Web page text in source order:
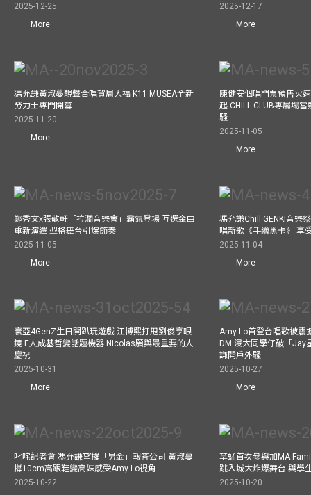
2025-12-25
More
2025-12-17
More
馮允謙黃淑蔓靚聲合唱賀周大福 K11 MUSEA全新
勞力士專門開幕
2025-11-20
More
陳健安個唱門票預售火
起 CHILL CLUB專屬場
騷
2025-11-05
More
鄭秀文x張敬軒「拉濶音樂會」霸氣登場 互選金曲
重新演繹 型格舞台引爆節奏
2025-11-05
More
馮允謙Chill GENKI音樂
唱新歌《手繪黑卡》 享
2025-11-04
More
寰亞4GenZ生日開趴玩遊戲 江博熙打甩劉俊亨眼
鏡 E人成基哲變話題機器 Nicolas願與最重要的人
慶祝
2025-10-31
More
Amy Lo首登台唱歌被震
DM 浸大同學仔破「Jay
謙開戶外騷
2025-10-27
More
叱咤記者會 馮允謙望攞「男金」報答公司 黃淑蔓
撐10cm高跟鞋變高妹感受Amy Lo視角
2025-10-22
草蜢首次參與加MA
跳入城大炸爆舞台 與學
2025-10-20